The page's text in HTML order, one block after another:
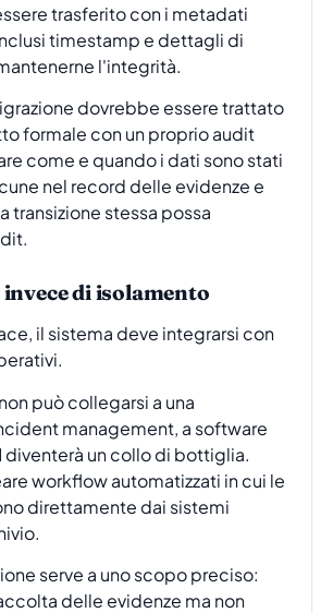
trasferito con i metadati
timestamp e dettagli di
l'integrità.
dovrebbe essere trattato
formale con un proprio audit
come e quando i dati sono stati
nel record delle evidenze e
transizione stessa possa
di isolamento
il sistema deve integrarsi con
può collegarsi a una
management, a software
diventerà un collo di bottiglia.
workflow automatizzati in cui le
direttamente dai sistemi
serve a uno scopo preciso:
delle evidenze ma non